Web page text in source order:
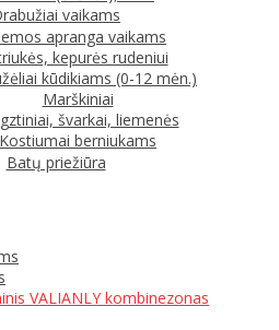
vaikams
apranga vaikams
kepurės rudeniui
kūdikiams (0-12 mėn.)
Marškiniai
švarkai, liemenės
Kostiumai berniukams
Batų priežiūra
VALIANLY kombinezonas